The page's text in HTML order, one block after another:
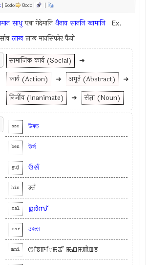
| Bodo Bodo | |
साधुएबा गेदेमानिथैनाय साननि खामानि Ex.
लाखलाख मानसिफोर फैयो
सामाजिक कार्य (Social)
➜
कार्य (Action)
➜ अमूर्त (Abstract)
➜
निर्जीव (Inanimate)
➜ संज्ञा (Noun)
asm উৰুচ
ben উর্স
guj ઉર્સ
hin उर्स
mal ഉര്‍സ്
mar उरूस
mni ꯁꯤꯕꯒꯤ꯭ꯃꯊꯧ ꯃꯉꯝ꯭ꯄꯥꯡꯕ